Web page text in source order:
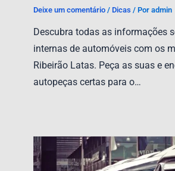
Deixe um comentário / Dicas / Por admin
Descubra todas as informações
internas de automóveis com os
Ribeirão Latas. Peça as suas e
autopeças certas para o…